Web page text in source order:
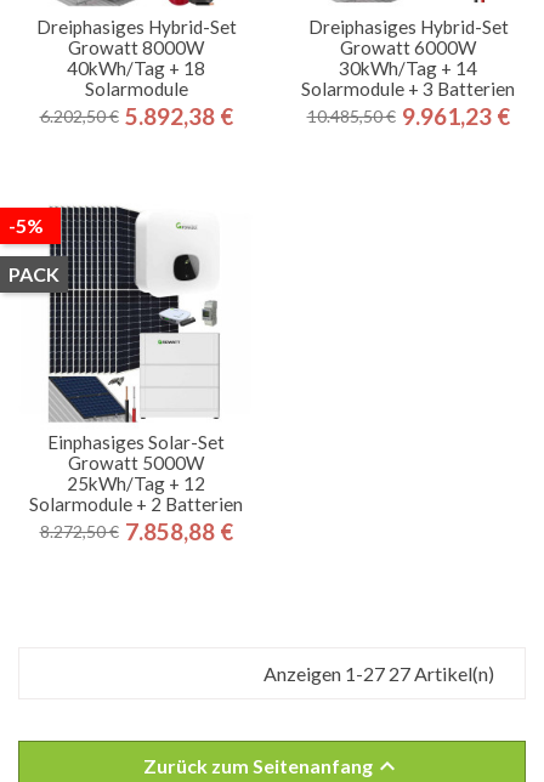
Dreiphasiges Hybrid-Set
Growatt 8000W
40kWh/Tag + 18
Solarmodule
Regulärer
6.202,50 € Preis
5.892,38 €
Dreiphasiges Hybrid-Set
Growatt 6000W
30kWh/Tag + 14
Solarmodule + 3 Batterien
Regulärer
10.485,50 € Preis
9.961,23 €
Einphasiges Solar-Set
Growatt 5000W
25kWh/Tag + 12
Solarmodule + 2 Batterien
Regulärer
8.272,50 € Preis
7.858,88 €
-5%
PACK
Anzeigen 1-27 27 Artikel(n)
Zurück zum Seitenanfang